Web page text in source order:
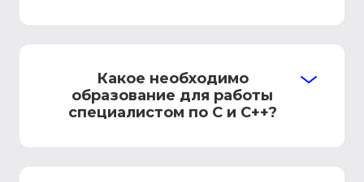
Какое необходимо
образование для работы
специалистом по C и C++?